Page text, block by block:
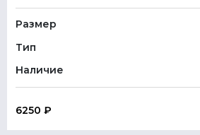
Размер
Тип
Наличие
6250 ₽